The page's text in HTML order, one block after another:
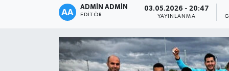
ADMIN ADMIN
EDITÖR
03.05.2026 - 20:47
YAYINLANMA
Gündem
Kültür Sanat
Tüm Manşetler
Son Dakika Haberleri
Haber Arşivi